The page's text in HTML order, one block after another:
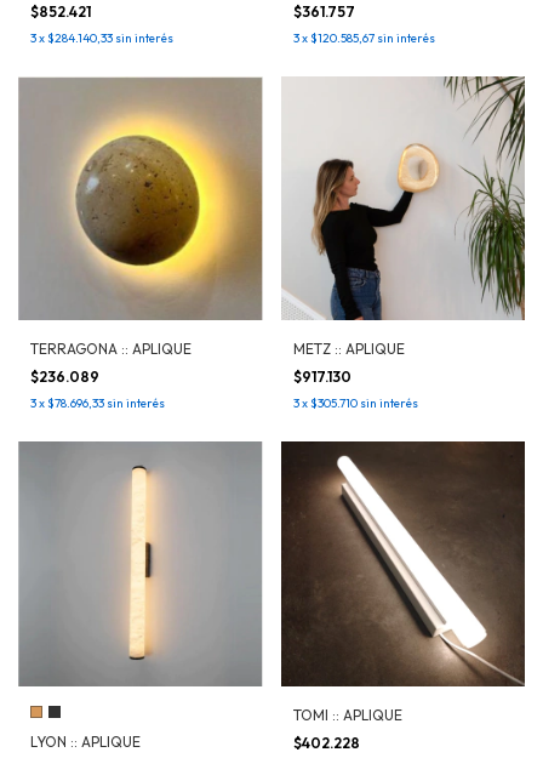
$852.421
3x$284.140,33 sin interés
$361.757
3x$120.585,67 sin interés
TERRAGONA :: APLIQUE
$236.089
3x$78.696,33 sin interés
METZ :: APLIQUE
$917.130
3x$305.710 sin interés
LYON :: APLIQUE
TOMI :: APLIQUE
$402.228